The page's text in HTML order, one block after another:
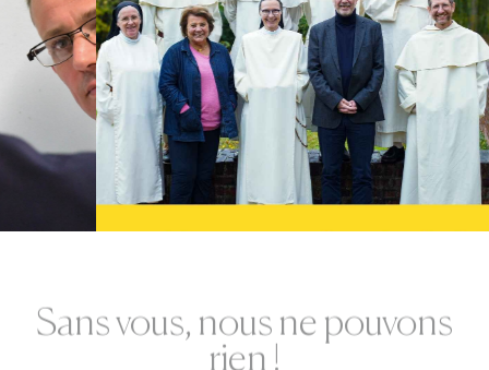
rien !
Carême dans la ville